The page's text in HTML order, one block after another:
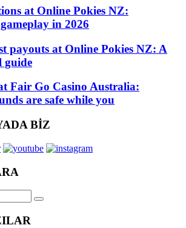
at Online Pokies NZ:
in 2026
payouts at Online Pokies NZ: A
guide
Fair Go Casino Australia:
are safe while you
BİZ